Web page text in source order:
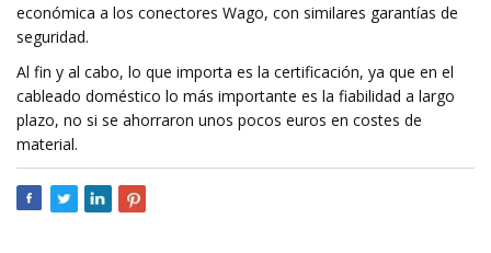
económica a los conectores Wago, con similares garantías de
seguridad.
Al fin y al cabo, lo que importa es la certificación, ya que en el
cableado doméstico lo más importante es la fiabilidad a largo
plazo, no si se ahorraron unos pocos euros en costes de
material.